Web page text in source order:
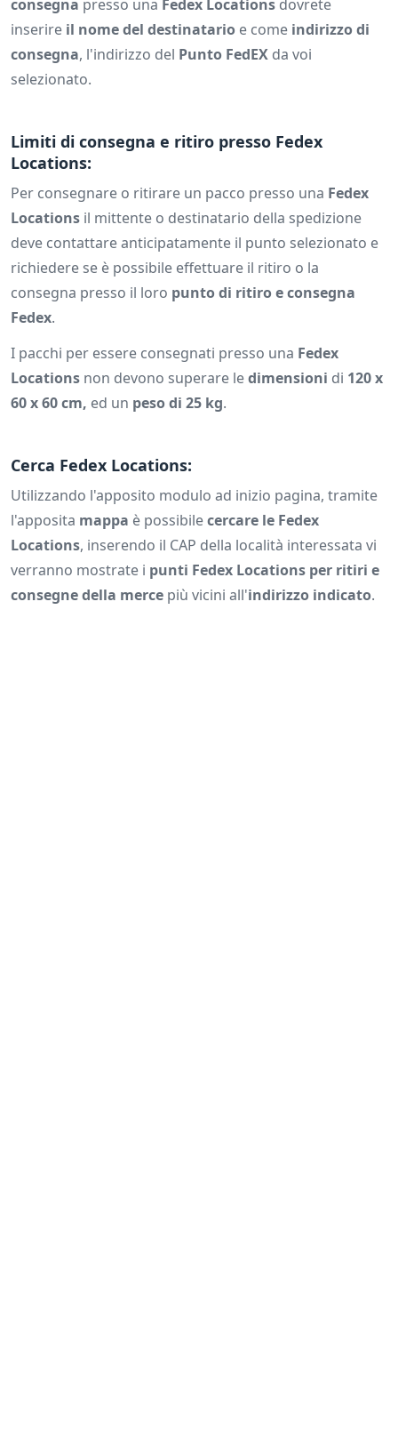
consegna presso una Fedex Locations dovrete
inserire il nome del destinatario e come indirizzo di
consegna, l'indirizzo del Punto FedEX da voi
selezionato.
Limiti di consegna e ritiro presso Fedex
Locations:
Per consegnare o ritirare un pacco presso una Fedex
Locations il mittente o destinatario della spedizione
deve contattare anticipatamente il punto selezionato e
richiedere se è possibile effettuare il ritiro o la
consegna presso il loro punto di ritiro e consegna
Fedex.
I pacchi per essere consegnati presso una Fedex
Locations non devono superare ledimensioni di 120 x
60 x 60 cm, ed un peso di 25 kg.
Cerca Fedex Locations:
Utilizzando l'apposito modulo ad inizio pagina, tramite
l'apposita mappa è possibilecercare le Fedex
Locations, inserendo il CAP della località interessata vi
verranno mostrate i punti Fedex Locations per ritiri e
consegne della merce più vicini all'indirizzo indicato.